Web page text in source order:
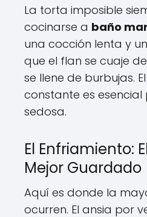
La torta imposible
cocinarse a baño
una cocción lenta y
que el flan se cuaje
se llene de burbujas.
constante es
sedosa.
El Enfriamiento:
Mejor Guardado
Aquí es donde la
ocurren. El ansia por